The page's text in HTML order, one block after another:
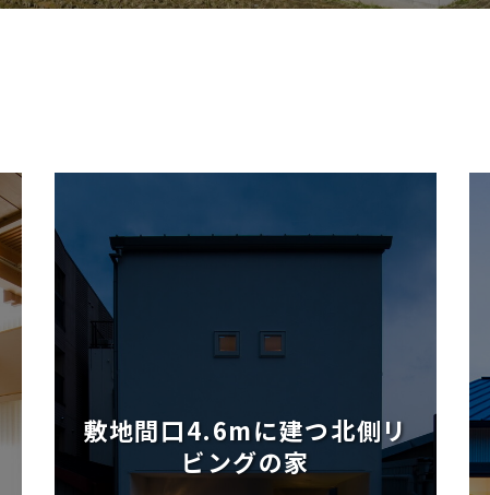
敷地間口4.6mに建つ北側リ
ビングの家